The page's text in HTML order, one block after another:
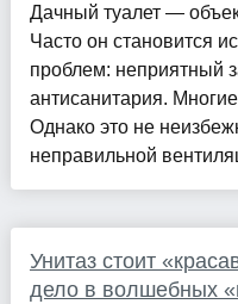
Дачный туалет —
Часто он становится
проблем: неприятный
антисанитария.
Однако это не
неправильной
Унитаз стоит
дело в волшебных